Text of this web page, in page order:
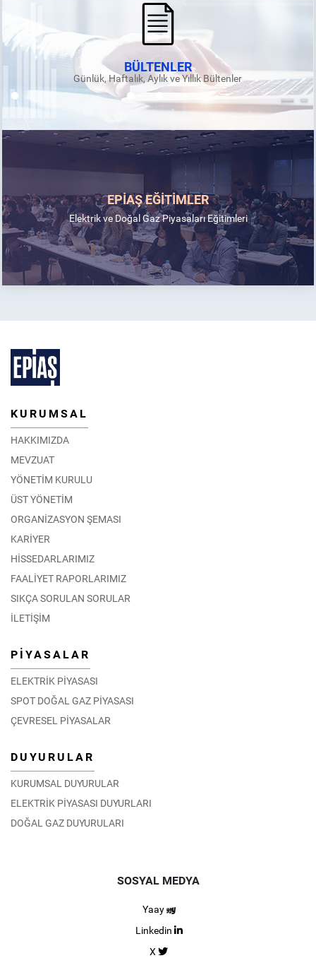
BÜLTENLER
Günlük, Haftalık, Aylık ve Yıllık Bültenler
EPİAŞ EĞİTİMLER
Elektrik ve Doğal Gaz Piyasaları Eğitimleri
KURUMSAL
HAKKIMIZDA
MEVZUAT
YÖNETİM KURULU
ÜST YÖNETİM
ORGANİZASYON ŞEMASI
KARİYER
HİSSEDARLARIMIZ
FAALİYET RAPORLARIMIZ
SIKÇA SORULAN SORULAR
İLETİŞİM
PİYASALAR
ELEKTRİK PİYASASI
SPOT DOĞAL GAZ PİYASASI
ÇEVRESEL PİYASALAR
DUYURULAR
KURUMSAL DUYURULAR
ELEKTRİK PİYASASI DUYURLARI
DOĞAL GAZ DUYURULARI
SOSYAL MEDYA
Yaay
Linkedin
X